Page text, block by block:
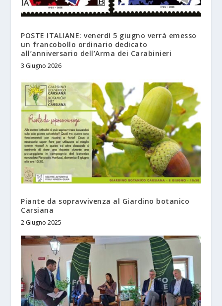
POSTE ITALIANE: venerdì 5 giugno verrà emesso
un francobollo ordinario dedicato
all’anniversario dell’Arma dei Carabinieri
3 Giugno 2026
Piante da sopravvivenza al Giardino botanico
Carsiana
2 Giugno 2025